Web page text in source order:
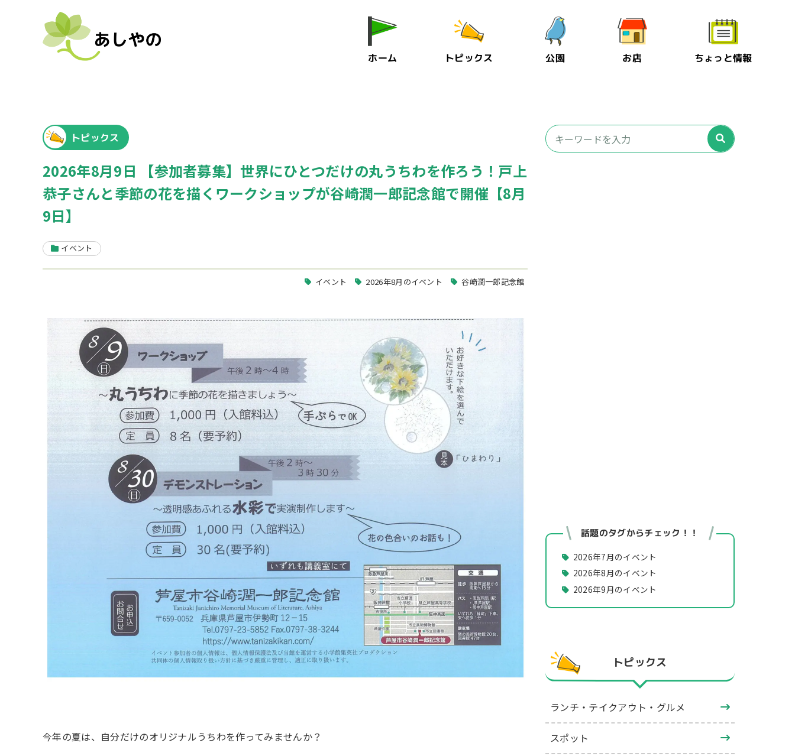
ホーム トピックス 公園 お店 ちょっと情報
トピックス
2026年8月9日 【参加者募集】世界にひとつだけの丸うちわを作ろう！戸上
恭子さんと季節の花を描くワークショップが谷崎潤一郎記念館で開催【8月
9日】
イベント
イベント 2026年8月のイベント 谷崎潤一郎記念館
今年の夏は、自分だけのオリジナルうちわを作ってみませんか？
話題のタグからチェック！！
2026年7月のイベント
2026年8月のイベント
2026年9月のイベント
トピックス
ランチ・テイクアウト・グルメ
スポット